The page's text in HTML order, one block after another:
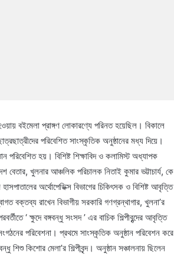
বইমেলা প্রাঙ্গণ লোকারণ্যে পরিনত হয়েছিল। বিকালে
পরিবেশিত সাংস্কৃতিক অনুষ্ঠানের মধ্য দিয়ে।
পরিবেশিত হয়। বিশিষ্ট শিক্ষাবিদ ও কলামিস্ট অধ্যাপক
বেতার, খুলনার আঞ্চলিক পরিচালক নিতাই কুমার ভট্টাচার্য, কে
অর্থোপেডিক্স বিভাগের চিকিৎসক ও বিশিষ্ট আবৃত্তি
বক্তব্য রাখেন বিভাগীয় সরকারি গণগ্রন্থাগার, খুলনা’র
‘ ক্ষুদে বঙ্গবন্ধু সংসদ ’ এর বাচিক শিল্পীবৃন্দের আবৃত্তি
পরিবেশনা। প্রথমে সাংস্কৃতিক অনুষ্ঠান পরিবেশন করে
শিশু কিশোর মেলা’র শিল্পীবৃন্দ। অনুষ্ঠান সঞ্চালনায় ছিলেন